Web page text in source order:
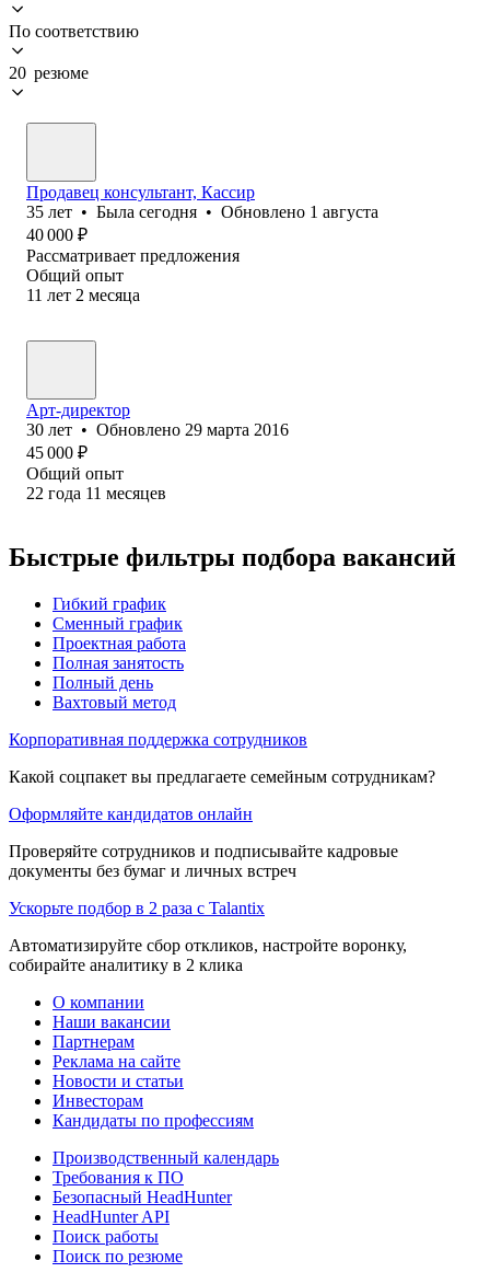
По соответствию
20 резюме
Продавец консультант, Кассир
35 лет • Была сегодня • Обновлено 1 августа
40 000 ₽
Рассматривает предложения
Общий опыт
11 лет 2 месяца
Арт-директор
30 лет • Обновлено 29 марта 2016
45 000 ₽
Общий опыт
22 года 11 месяцев
Быстрые фильтры подбора вакансий
Гибкий график
Сменный график
Проектная работа
Полная занятость
Полный день
Вахтовый метод
Корпоративная поддержка сотрудников
Какой соцпакет вы предлагаете семейным сотрудникам?
Оформляйте кандидатов онлайн
Проверяйте сотрудников и подписывайте кадровые
документы без бумаг и личных встреч
Ускорьте подбор в 2 раза с Talantix
Автоматизируйте сбор откликов, настройте воронку,
собирайте аналитику в 2 клика
О компании
Наши вакансии
Партнерам
Реклама на сайте
Новости и статьи
Инвесторам
Кандидаты по профессиям
Производственный календарь
Требования к ПО
Безопасный HeadHunter
HeadHunter API
Поиск работы
Поиск по резюме